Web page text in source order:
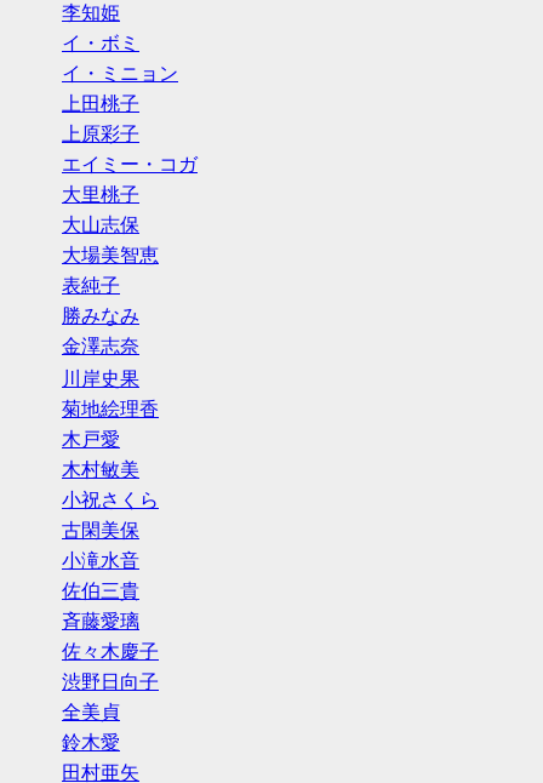
李知姫
イ・ボミ
イ・ミニョン
上田桃子
上原彩子
エイミー・コガ
大里桃子
大山志保
大場美智恵
表純子
勝みなみ
金澤志奈
川岸史果
菊地絵理香
木戸愛
木村敏美
小祝さくら
古閑美保
小滝水音
佐伯三貴
斉藤愛璃
佐々木慶子
渋野日向子
全美貞
鈴木愛
田村亜矢